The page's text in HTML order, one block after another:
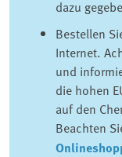
dazu
Bestellen
Internet.
und
die hohen
auf den
Beachten